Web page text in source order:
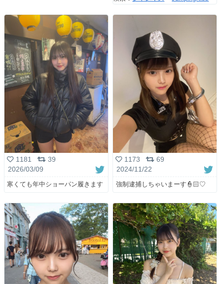
1181
39
2026/03/09
寒くても年中ショーパン履きます
1173
69
2024/11/22
強制逮捕しちゃいまーす👮🏻♡